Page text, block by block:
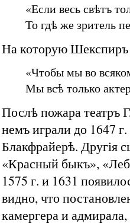
«Если весь свѣтъ
То гдѣ же зритель
На которую Шекспиръ
«Чтобы мы во
Мы всѣ только
Послѣ пожара театръ
немъ играли до 1647
Блакфрайерѣ. Другія
«Красный быкъ»,
1575 г. и 1631
видно, что
камергера и